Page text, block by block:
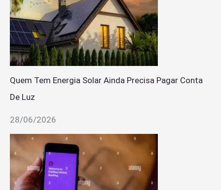
Quem Tem Energia Solar Ainda Precisa Pagar Conta
De Luz
28/06/2026